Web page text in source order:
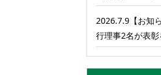
2026.7.9【お知
行理事2名が表